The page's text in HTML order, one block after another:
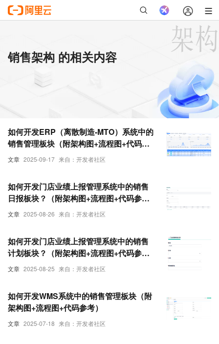
销售架构 的相关内容
文章 2025-09-17 来自：开发者社区
如何开发ERP（离散制造-MTO）系统中的
销售管理板块（附架构图+流程图+代码参
考）
文章 2025-08-26 来自：开发者社区
如何开发门店业绩上报管理系统中的销售
日报板块？（附架构图+流程图+代码参
考）
文章 2025-08-25 来自：开发者社区
如何开发门店业绩上报管理系统中的销售
计划板块？（附架构图+流程图+代码参
考）
文章 2025-07-18 来自：开发者社区
如何开发WMS系统中的销售管理板块（附
架构图+流程图+代码参考）